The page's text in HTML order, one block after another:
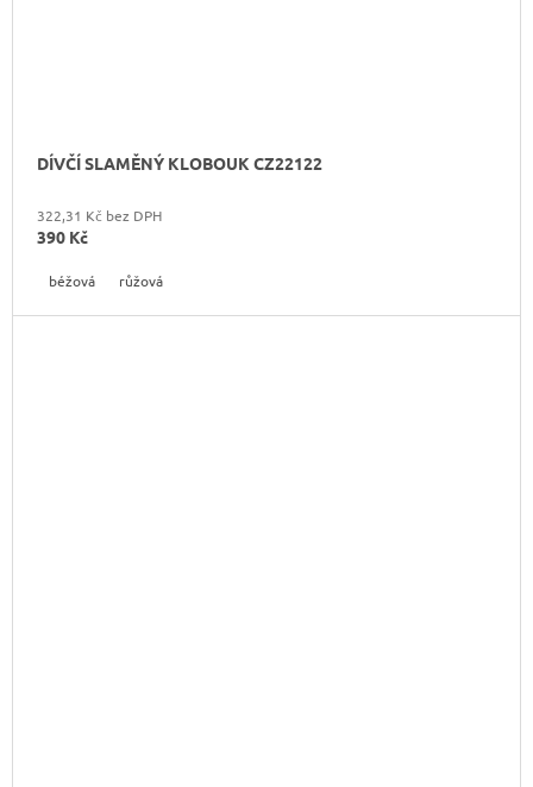
DÍVČÍ SLAMĚNÝ KLOBOUK CZ22122
322,31 Kč bez DPH
390 Kč
béžová růžová